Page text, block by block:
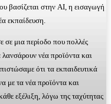
βασίζεται στην AI, η εισαγωγή
εκπαίδευση.
μια περίοδο που πολλές
λανσάρουν νέα προϊόντα και
ότι τα εκπαιδευτικά
με τα νέα προϊόντα και
εξέλιξη, λόγω της ταχύτητας